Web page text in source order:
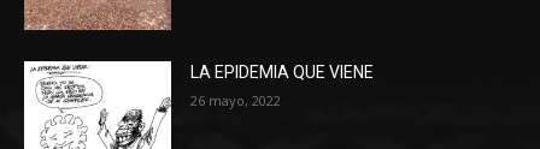
LA EPIDEMIA QUE VIENE
26 mayo, 2022